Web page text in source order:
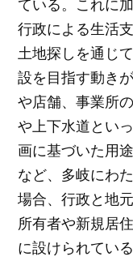
ている。これに
行政による生活
土地探しを通じ
設を目指す動き
や店舗、事業所
や上下水道とい
画に基づいた用
など、多岐にわ
場合、行政と地
所有者や新規居
に設けられてい